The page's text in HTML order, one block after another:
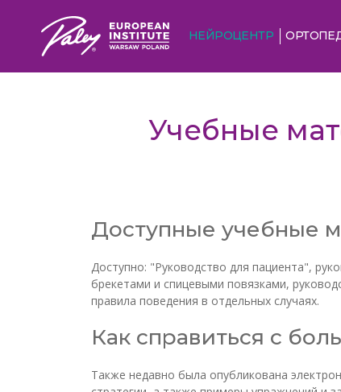
НЕЙРОЦЕНТР
Учебные
Доступные учебные
Доступно: "Руководство для пациента",
брекетами и спицевыми повязками,
правила поведения в отдельных случаях.
Как справиться с
Также недавно была опубликована